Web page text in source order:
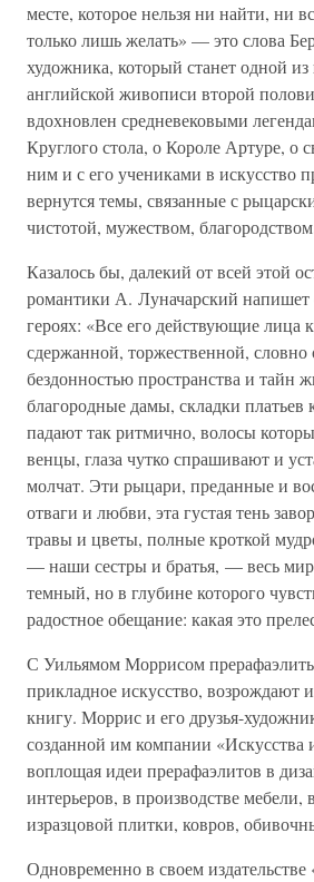
месте, которое нельзя ни найти, ни
только лишь желать» — это слова
художника, который станет одной
английской живописи второй
вдохновлен средневековыми
Круглого стола, о Короле Артуре, о
ним и с его учениками в искусство
вернутся темы, связанные с
чистотой, мужеством,
Казалось бы, далекий от всей этой
романтики А. Луначарский
героях: «Все его действующие лица
сдержанной, торжественной, словно
бездонностью пространства и тайн
благородные дамы, складки платьев
падают так ритмично, волосы
венцы, глаза чутко спрашивают и
молчат. Эти рыцари, преданные и
отваги и любви, эта густая тень
травы и цветы, полные кроткой
— наши сестры и братья, — весь
темный, но в глубине которого
радостное обещание: какая это
С Уильямом Моррисом
прикладное искусство, возрождают
книгу. Моррис и его друзья-
созданной им компании «Искусства
воплощая идеи прерафаэлитов в
интерьеров, в производстве мебели,
изразцовой плитки, ковров,
Одновременно в своем издательстве